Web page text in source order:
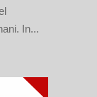
In...